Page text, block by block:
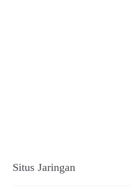
Situs Jaringan